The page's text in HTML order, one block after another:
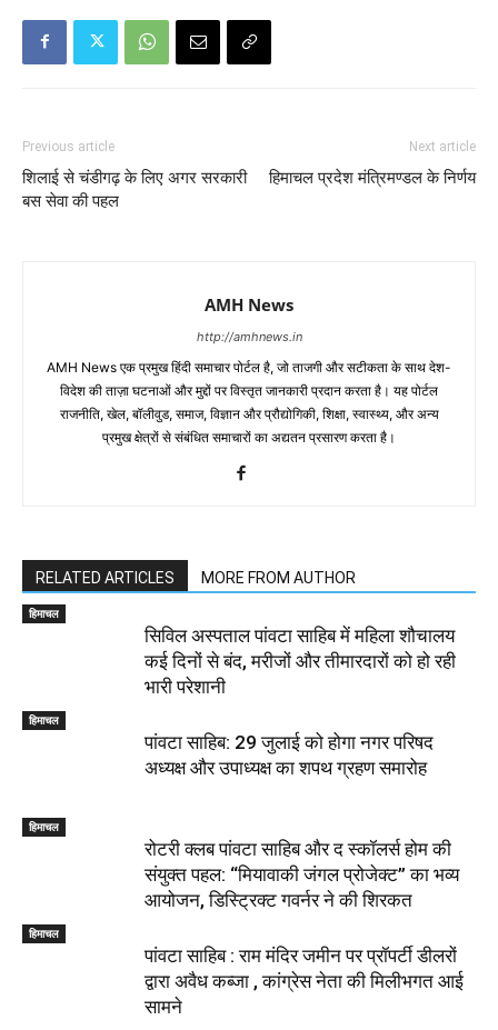
Previous article
शिलाई से चंडीगढ़ के लिए अगर सरकारी
बस सेवा की पहल
Next article
हिमाचल प्रदेश मंत्रिमण्डल के निर्णय
AMH News
http://amhnews.in
AMH News एक प्रमुख हिंदी समाचार पोर्टल है, जो ताजगी और सटीकता के साथ देश-
विदेश की ताज़ा घटनाओं और मुद्दों पर विस्तृत जानकारी प्रदान करता है। यह पोर्टल
राजनीति, खेल, बॉलीवुड, समाज, विज्ञान और प्रौद्योगिकी, शिक्षा, स्वास्थ्य, और अन्य
प्रमुख क्षेत्रों से संबंधित समाचारों का अद्यतन प्रसारण करता है।
RELATED ARTICLES MORE FROM AUTHOR
हिमाचल
सिविल अस्पताल पांवटा साहिब में महिला शौचालय
कई दिनों से बंद, मरीजों और तीमारदारों को हो रही
भारी परेशानी
हिमाचल
पांवटा साहिब: 29 जुलाई को होगा नगर परिषद
अध्यक्ष और उपाध्यक्ष का शपथ ग्रहण समारोह
हिमाचल
​रोटरी क्लब पांवटा साहिब और द स्कॉलर्स होम की
संयुक्त पहल: “मियावाकी जंगल प्रोजेक्ट” का भव्य
आयोजन, डिस्ट्रिक्ट गवर्नर ने की शिरकत
हिमाचल
पांवटा साहिब : राम मंदिर जमीन पर प्रॉपर्टी डीलरों
द्वारा अवैध कब्जा , कांग्रेस नेता की मिलीभगत आई
सामने